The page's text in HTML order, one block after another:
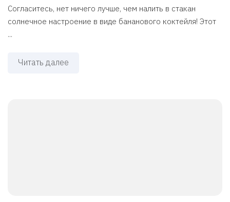
Согласитесь, нет ничего лучше, чем налить в стакан
солнечное настроение в виде бананового коктейля! Этот
...
Читать далее